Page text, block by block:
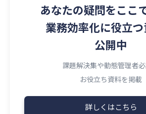
あなたの疑問をここ
業務効率化に役立
公開中
課題解決集や動態管理者
お役立ち資料を掲載
詳しくはこちら